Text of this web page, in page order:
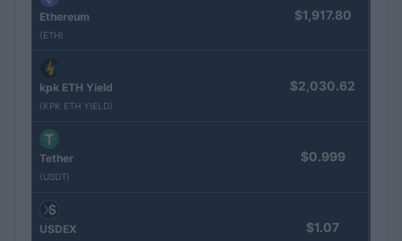
Ethereum
(ETH)
$1,917.80
kpk ETH Yield
(KPK ETH YIELD)
$2,030.62
Tether
(USDT)
$0.999
USDEX $1.07